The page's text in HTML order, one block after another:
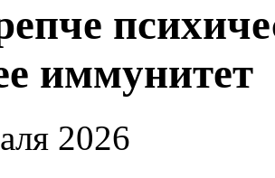
иммунитет
2026